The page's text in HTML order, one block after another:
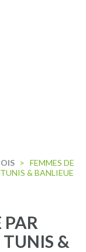
> FEMMES DE
& BANLIEUE
PAR
TUNIS &